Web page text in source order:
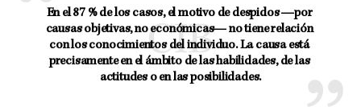
En el 87 % de los casos, el motivo de despidos —por
causas objetivas, no económicas— no tiene relación
con los conocimientos del individuo. La causa está
precisamente en el ámbito de las habilidades, de las
actitudes o en las posibilidades.